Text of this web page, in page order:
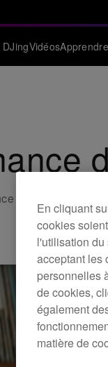
VidéosApprendre
complète de DJ
En cliquant
cookies
l'utilisation
acceptant les
personnelles
de cookies,
également
matière de